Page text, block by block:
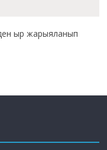
ыр жарыяланып